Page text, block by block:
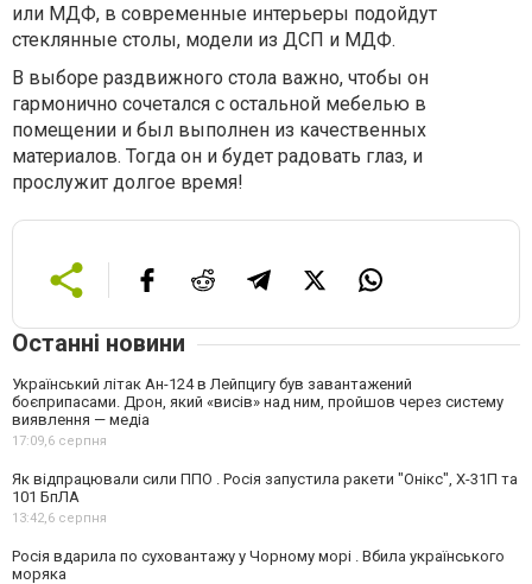
или МДФ, в современные интерьеры подойдут
стеклянные столы, модели из ДСП и МДФ.
В выборе раздвижного стола важно, чтобы он
гармонично сочетался с остальной мебелью в
помещении и был выполнен из качественных
материалов. Тогда он и будет радовать глаз, и
прослужит долгое время!
Останні новини
Український літак Ан-124 в Лейпцигу був завантажений
боєприпасами. Дрон, який «висів» над ним, пройшов через систему
виявлення — медіа
17:09,6 серпня
Як відпрацювали сили ППО . Росія запустила ракети "Онікс", Х-31П та
101 БпЛА
13:42,6 серпня
Росія вдарила по суховантажу у Чорному морі . Вбила українського
моряка